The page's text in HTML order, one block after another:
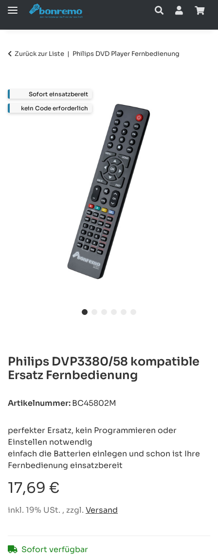
Zurück zur Liste Philips DVD Player Fernbedienung
Philips DVP3380/58 kompatible
Ersatz Fernbedienung
Artikelnummer:BC45802M
perfekter Ersatz, kein Programmieren oder
Einstellen notwendig
einfach die Batterien einlegen und schon ist Ihre
Fernbedienung einsatzbereit
17,69 €
inkl. 19% USt. , zzgl. Versand
Sofort verfügbar